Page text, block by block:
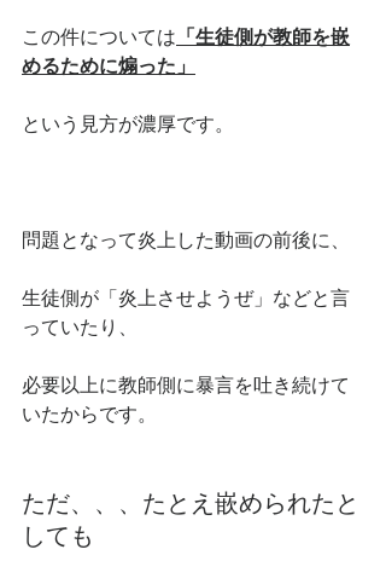
この件については 「生徒側が教師を嵌
めるために煽った」
という見方が濃厚です。
問題となって炎上した動画の前後に、
生徒側が「炎上させようぜ」などと言
っていたり、
必要以上に教師側に暴言を吐き続けて
いたからです。
ただ、、、たとえ嵌められたと
しても